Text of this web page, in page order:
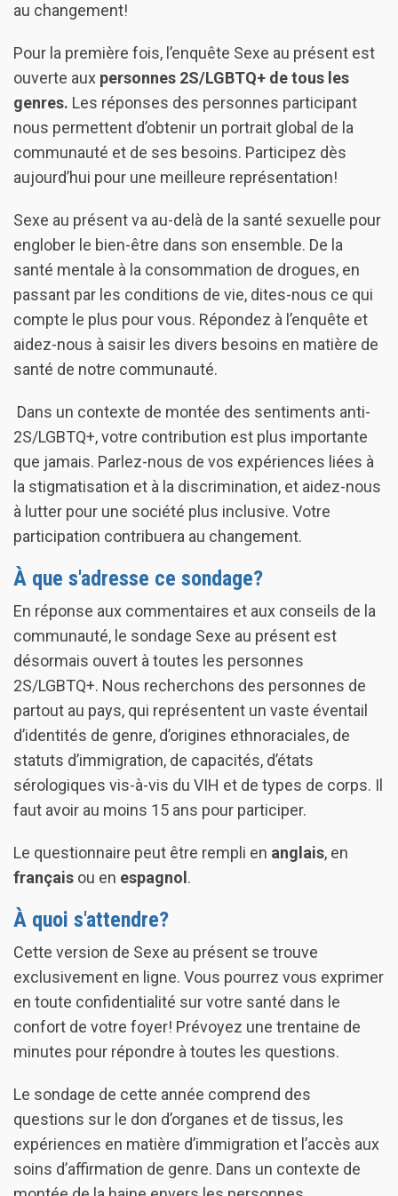
au changement!
Pour la première fois, l’enquête Sexe au présent est
ouverte aux personnes 2S/LGBTQ+ de tous les
genres. Les réponses des personnes participant
nous permettent d’obtenir un portrait global de la
communauté et de ses besoins. Participez dès
aujourd’hui pour une meilleure représentation!
Sexe au présent va au-delà de la santé sexuelle pour
englober le bien-être dans son ensemble. De la
santé mentale à la consommation de drogues, en
passant par les conditions de vie, dites-nous ce qui
compte le plus pour vous. Répondez à l’enquête et
aidez-nous à saisir les divers besoins en matière de
santé de notre communauté.
Dans un contexte de montée des sentiments anti-
2S/LGBTQ+, votre contribution est plus importante
que jamais. Parlez-nous de vos expériences liées à
la stigmatisation et à la discrimination, et aidez-nous
à lutter pour une société plus inclusive. Votre
participation contribuera au changement.
À que s'adresse ce sondage?
En réponse aux commentaires et aux conseils de la
communauté, le sondage Sexe au présent est
désormais ouvert à toutes les personnes
2S/LGBTQ+. Nous recherchons des personnes de
partout au pays, qui représentent un vaste éventail
d’identités de genre, d’origines ethnoraciales, de
statuts d’immigration, de capacités, d’états
sérologiques vis-à-vis du VIH et de types de corps. Il
faut avoir au moins 15 ans pour participer.
Le questionnaire peut être rempli en anglais, en
français ou en espagnol .
À quoi s'attendre?
Cette version de Sexe au présent se trouve
exclusivement en ligne. Vous pourrez vous exprimer
en toute confidentialité sur votre santé dans le
confort de votre foyer! Prévoyez une trentaine de
minutes pour répondre à toutes les questions.
Le sondage de cette année comprend des
questions sur le don d’organes et de tissus, les
expériences en matière d’immigration et l’accès aux
soins d’affirmation de genre. Dans un contexte de